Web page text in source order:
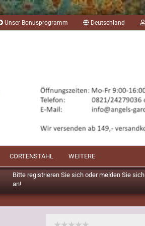
Unser Bonusprogramm Deutschland
Bitte registrieren Sie sich oder melden Sie sich
an!
CORTENSTAHL WEITERE